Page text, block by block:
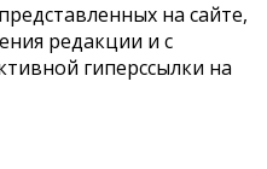
на сайте,
редакции и с
гиперссылки на